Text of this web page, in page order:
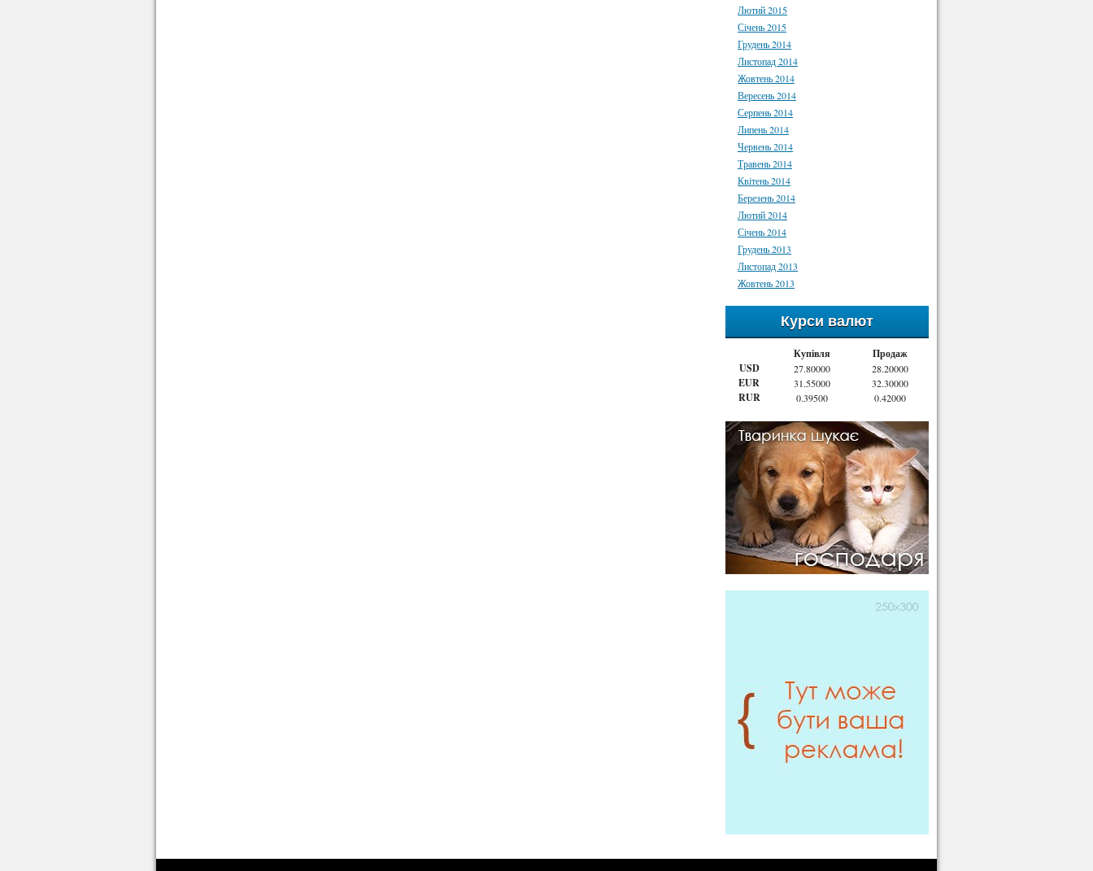
Лютий 2015
Січень 2015
Грудень 2014
Листопад 2014
Жовтень 2014
Вересень 2014
Серпень 2014
Липень 2014
Червень 2014
Травень 2014
Квітень 2014
Березень 2014
Лютий 2014
Січень 2014
Грудень 2013
Листопад 2013
Жовтень 2013
Курси валют
Купівля
Продаж
USD
27.80000 28.20000
EUR 31.55000 32.30000
RUR 0.39500 0.42000